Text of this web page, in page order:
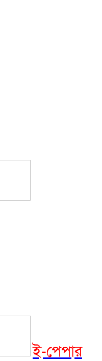
ই-পেপার